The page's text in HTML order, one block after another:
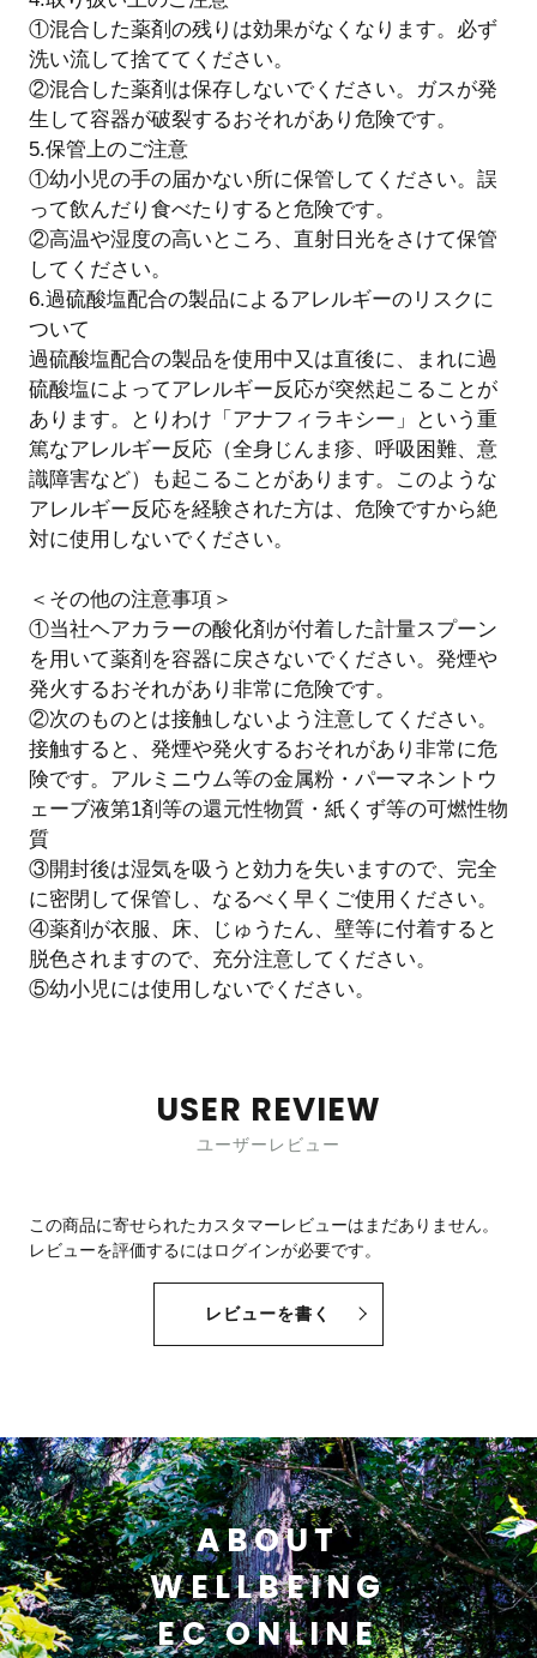
①混合した薬剤の残りは効果がなくなります。必ず
洗い流して捨ててください。
②混合した薬剤は保存しないでください。ガスが発
生して容器が破裂するおそれがあり危険です。
5.保管上のご注意
①幼小児の手の届かない所に保管してください。誤
って飲んだり食べたりすると危険です。
②高温や湿度の高いところ、直射日光をさけて保管
してください。
6.過硫酸塩配合の製品によるアレルギーのリスクに
ついて
過硫酸塩配合の製品を使用中又は直後に、まれに過
硫酸塩によってアレルギー反応が突然起こることが
あります。とりわけ「アナフィラキシー」という重
篤なアレルギー反応（全身じんま疹、呼吸困難、意
識障害など）も起こることがあります。このような
アレルギー反応を経験された方は、危険ですから絶
対に使用しないでください。
＜その他の注意事項＞
①当社ヘアカラーの酸化剤が付着した計量スプーン
を用いて薬剤を容器に戻さないでください。発煙や
発火するおそれがあり非常に危険です。
②次のものとは接触しないよう注意してください。
接触すると、発煙や発火するおそれがあり非常に危
険です。アルミニウム等の金属粉・パーマネントウ
ェーブ液第1剤等の還元性物質・紙くず等の可燃性物
質
③開封後は湿気を吸うと効力を失いますので、完全
に密閉して保管し、なるべく早くご使用ください。
④薬剤が衣服、床、じゅうたん、壁等に付着すると
脱色されますので、充分注意してください。
⑤幼小児には使用しないでください。
USER REVIEW
ユーザーレビュー
この商品に寄せられたカスタマーレビューはまだありません。
レビューを評価するにはログインが必要です。
レビューを書く
ABOUT
WELLBEING
EC ONLINE